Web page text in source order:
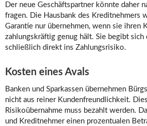
Der neue Geschäftspartner könnte daher
fragen. Die Hausbank des Kreditnehmers
Garantie nur übernehmen, wenn sie ihren
zahlungskräftig genug hält. Sie begibt sich
schließlich direkt ins Zahlungsrisiko.
Kosten eines Avals
Banken und Sparkassen übernehmen
nicht aus reiner Kundenfreundlichkeit.
Risikoübernahme muss bezahlt werden.
und Kreditnehmer einen prozentualen